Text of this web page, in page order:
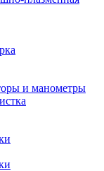
и манометры